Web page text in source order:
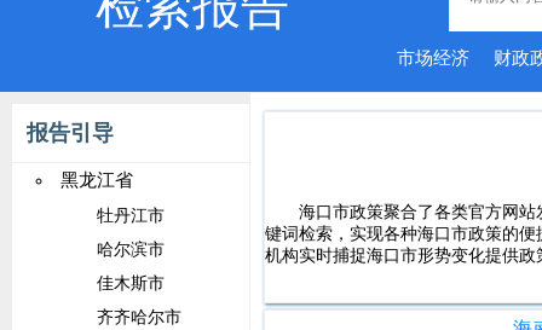
市场经济 财政
报告引导
黑龙江省
牡丹江市
哈尔滨市
佳木斯市
齐齐哈尔市
海口市政策聚合了各类官方网
键词检索，实现各种海口市政策的
机构实时捕捉海口市形势变化提供政